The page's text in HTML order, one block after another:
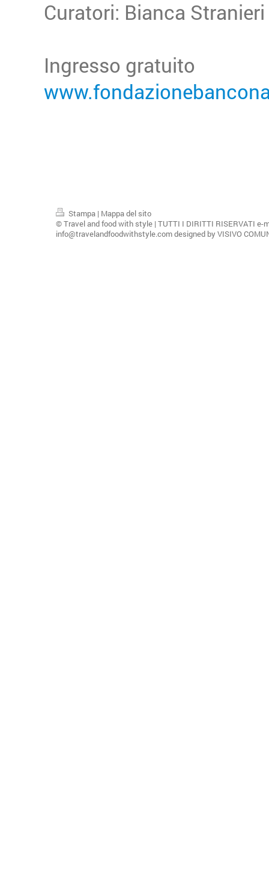
Curatori: Bianca
Ingresso gratuito
Stampa | Mappa del sito
© Travel and food with style | TUTTI I DIRITTI RISERVATI e-
info@travelandfoodwithstyle.com designed by VISIVO